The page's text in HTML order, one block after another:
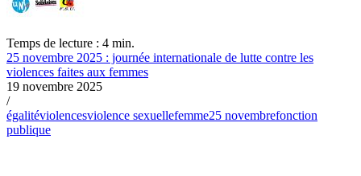
Temps de lecture : 4 min.
25 novembre 2025 : journée internationale de lutte contre les
violences faites aux femmes
19 novembre 2025
/
égalitéviolencesviolence sexuellefemme25 novembrefonction
publique